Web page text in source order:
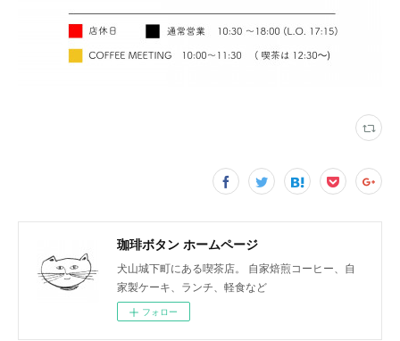
珈琲ボタン ホームページ
犬山城下町にある喫茶店。 自家焙煎コーヒー、自
家製ケーキ、ランチ、軽食など
フォロー